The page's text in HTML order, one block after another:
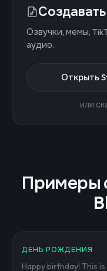
Озвучки, мемы,
аудио.
Открыть
или
Примеры
ДЕНЬ РОЖДЕНИЯ
Happy birthday! This